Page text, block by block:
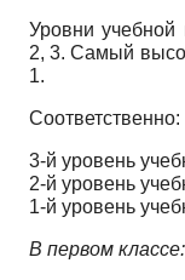
Уровни
2, 3. Самый
1.
Соответственно:
3-й уровень
2-й уровень
1-й уровень
В первом классе: